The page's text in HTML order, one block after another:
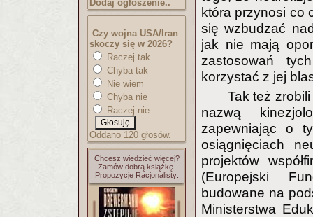
Dodaj ogłoszenie..
Czy wojna USA/Iran
skoczy się w 2026?
Raczej tak
Chyba tak
Nie wiem
Chyba nie
Raczej nie
Oddano 120 głosów.
Chcesz wiedzieć więcej?
Zamów dobrą książkę.
Propozycje Racjonalisty:
która przynosi co
się wzbudzać
jak nie mają
zastosowań
korzystać z jej
Tak też
nazwą
zapewniając o
osiągnięciach
projektów
(Europejski
budowane na
Ministerstwa